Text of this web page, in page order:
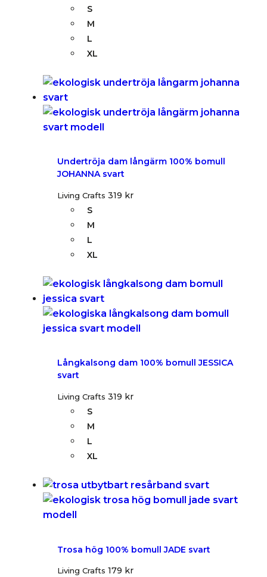
S
M
L
XL
Undertröja dam långärm 100% bomull
JOHANNA svart
Living Crafts 319 kr
S
M
L
XL
Långkalsong dam 100% bomull JESSICA
svart
Living Crafts 319 kr
S
M
L
XL
Trosa hög 100% bomull JADE svart
Living Crafts 179 kr